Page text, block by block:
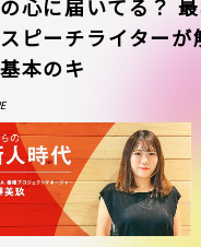
心に届いてる？
ピーチライターが
本のキ